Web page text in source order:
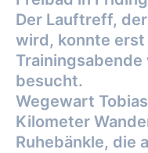
Der Lauftreff,
wird, konnte erst
besucht.
Wegewart
Kilometer
Ruhebänkle, die